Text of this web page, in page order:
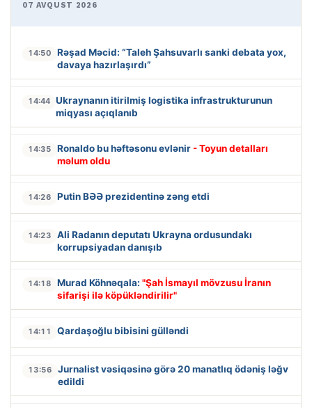
07 AVQUST 2026
14:50
Rəşad Məcid: “Taleh Şahsuvarlı sanki debata yox,
davaya hazırlaşırdı”
14:44 Ukraynanın itirilmiş logistika infrastrukturunun
miqyası açıqlanıb
14:35 Ronaldo bu həftəsonu evlənir - Toyun detalları
məlum oldu
14:26 Putin BƏƏ prezidentinə zəng etdi
14:23
Ali Radanın deputatı Ukrayna ordusundakı
korrupsiyadan danışıb
14:18 Murad Köhnəqala: "Şah İsmayıl mövzusu İranın
sifarişi ilə köpükləndirilir"
14:11 Qardaşoğlu bibisini gülləndi
13:56
Jurnalist vəsiqəsinə görə 20 manatlıq ödəniş ləğv
edildi